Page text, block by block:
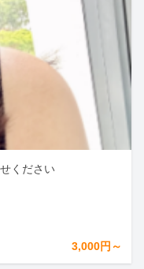
ください
3,000円～